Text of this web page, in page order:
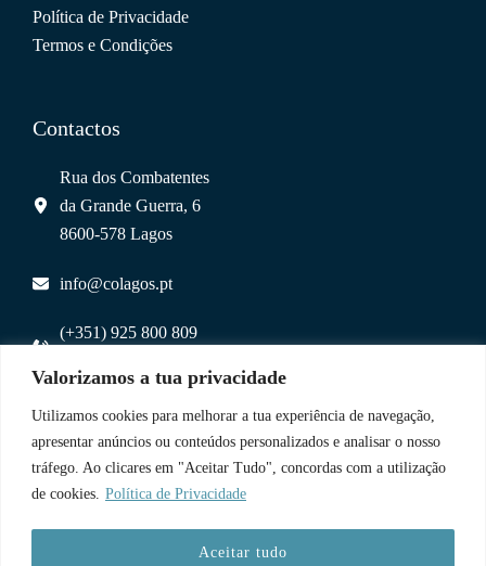
Valorizamos a tua privacidade
Utilizamos cookies para melhorar a tua experiência de navegação,
apresentar anúncios ou conteúdos personalizados e analisar o nosso
tráfego. Ao clicares em "Aceitar Tudo", concordas com a utilização
de cookies. Política de Privacidade
Aceitar tudo
Política de Privacidade
Termos e Condições
Contactos
Rua dos Combatentes
da Grande Guerra, 6
8600-578 Lagos
info@colagos.pt
(+351) 925 800 809
Uma Parceria